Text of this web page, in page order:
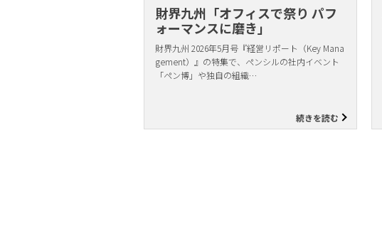
財界九州「オフィスで祭り パフ
ォーマンスに磨き」
財界九州 2026年5月号『経営リポート（Key Mana
gement）』の特集で、ペンシルの社内イベント
「ペン博」や独自の組織…
続きを読む